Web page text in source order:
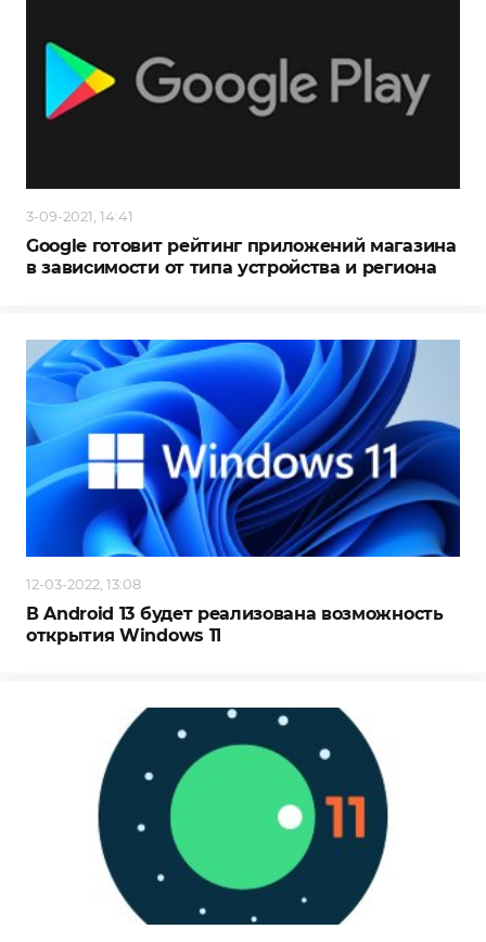
3-09-2021, 14:41
Google готовит рейтинг приложений магазина
в зависимости от типа устройства и региона
12-03-2022, 13:08
В Android 13 будет реализована возможность
открытия Windows 11